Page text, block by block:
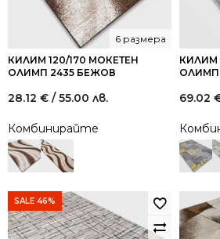
КИЛИМ 120/170 МОКЕТЕН
ОЛИМП 2435 БЕЖОВ
6 размера
28.12 € / 55.00 лв.
Комбинирайте
КИЛИМ
ОЛИМП
69.02
SALE 46%